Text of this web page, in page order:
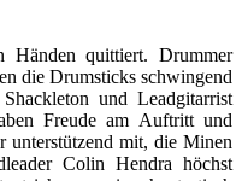
Händen quittiert. Drummer
die Drumsticks schwingend
und Leadgitarrist
Freude am Auftritt und
unterstützend mit, die Minen
Colin Hendra höchst